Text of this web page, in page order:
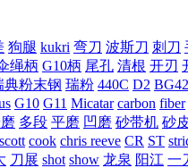
狗腿 kukri 弯刀 波斯刀 刺刀
绳柄 G10柄 尾孔 清根 开刃
典粉末钢 瑞粉 440C D2 BG42
G10 G11 Micatar carbon fiber
多段 平磨 凹磨 砂带机 砂
scott cook chris reeve CR ST
刀展 shot show 龙泉 阳江 一